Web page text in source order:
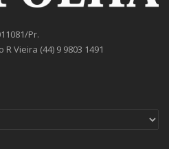
Pr.
Vieira (44) 9 9803 1491